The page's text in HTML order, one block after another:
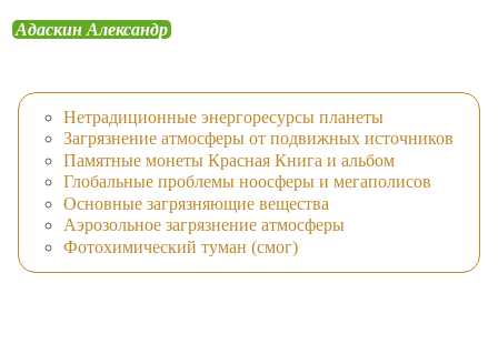
Адаскин Александр
Нетрадиционные энергоресурсы планеты
Загрязнение атмосферы от подвижных источников
Памятные монеты Красная Книга и альбом
Глобальные проблемы ноосферы и мегаполисов
Основные загрязняющие вещества
Аэрозольное загрязнение атмосферы
Фотохимический туман (смог)